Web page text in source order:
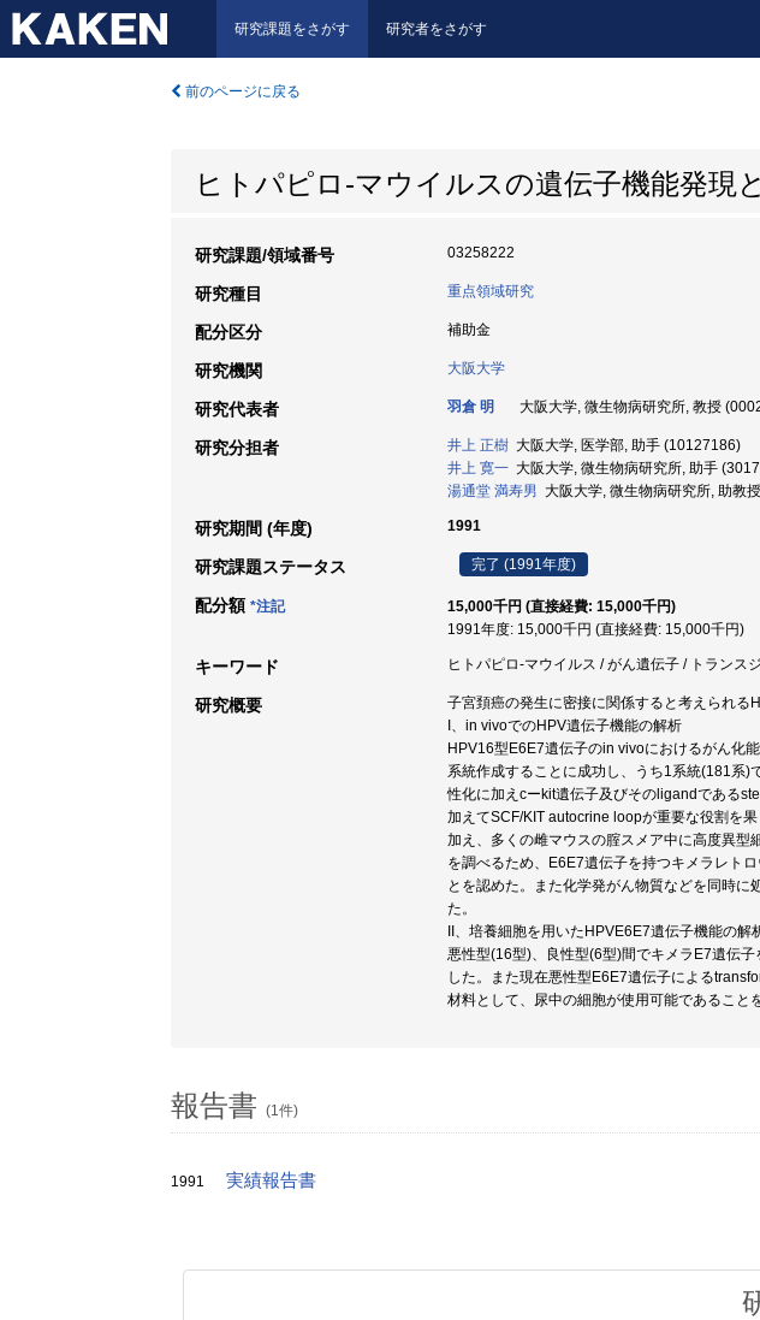
研究課題をさがす 研究者をさがす
前のページに戻る
ヒトパピロ-マウイルスの遺伝子機能発現
研究課題/領域番号 03258222
研究種目 重点領域研究
配分区分 補助金
研究機関 大阪大学
研究代表者 羽倉 明 大阪大学, 微生物病研究所, 教授
研究分担者 井上 正樹 大阪大学, 医学部, 助手 (10127186)
井上 寛一 大阪大学, 微生物病研究所, 助手
湯通堂 満寿男 大阪大学, 微生物病研究所, 助教
研究期間 (年度) 1991
研究課題ステータス 完了 (1991年度)
配分額 *注記
15,000千円 (直接経費: 15,000千円)
1991年度: 15,000千円 (直接経費: 15,000千円)
キーワード ヒトパピロ-マウイルス / がん遺伝子 / トランス
研究概要
子宮頚癌の発生に密接に関係すると考えられる
I、in vivoでのHPV遺伝子機能の解析
HPV16型E6E7遺伝子のin vivoにおけるがん化
系統作成することに成功し、うち1系統(181系
性化に加えcーkit遺伝子及びそのligandである
加えてSCF/KIT autocrine loopが重要な役割を
加え、多くの雌マウスの腟スメア中に高度異
を調べるため、E6E7遺伝子を持つキメラレト
とを認めた。また化学発がん物質などを同時
た。
II、培養細胞を用いたHPVE6E7遺伝子機能の解
悪性型(16型)、良性型(6型)間でキメラE7遺伝
した。また現在悪性型E6E7遺伝子による
材料として、尿中の細胞が使用可能であること
報告書 (1件)
1991 実績報告書